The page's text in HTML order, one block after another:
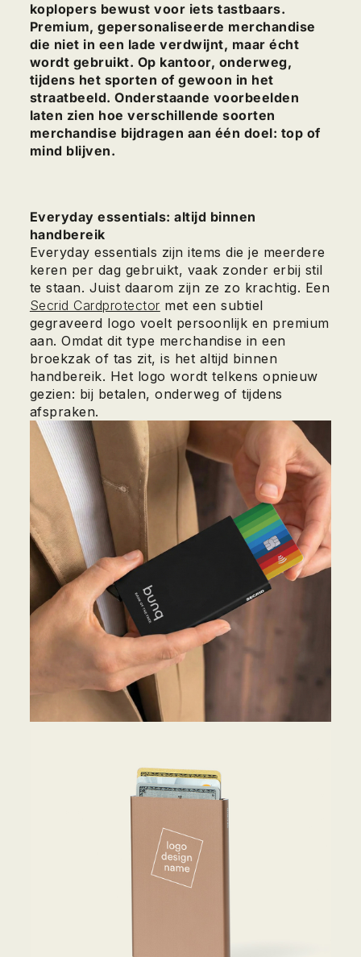
koplopers bewust voor iets tastbaars.
Premium, gepersonaliseerde merchandise
die niet in een lade verdwijnt, maar écht
wordt gebruikt. Op kantoor, onderweg,
tijdens het sporten of gewoon in het
straatbeeld. Onderstaande voorbeelden
laten zien hoe verschillende soorten
merchandise bijdragen aan één doel: top of
mind blijven.
Everyday essentials: altijd binnen
handbereik
Everyday essentials zijn items die je meerdere
keren per dag gebruikt, vaak zonder erbij stil
te staan. Juist daarom zijn ze zo krachtig. Een
Secrid Cardprotector met een subtiel
gegraveerd logo voelt persoonlijk en premium
aan. Omdat dit type merchandise in een
broekzak of tas zit, is het altijd binnen
handbereik. Het logo wordt telkens opnieuw
gezien: bij betalen, onderweg of tijdens
afspraken.